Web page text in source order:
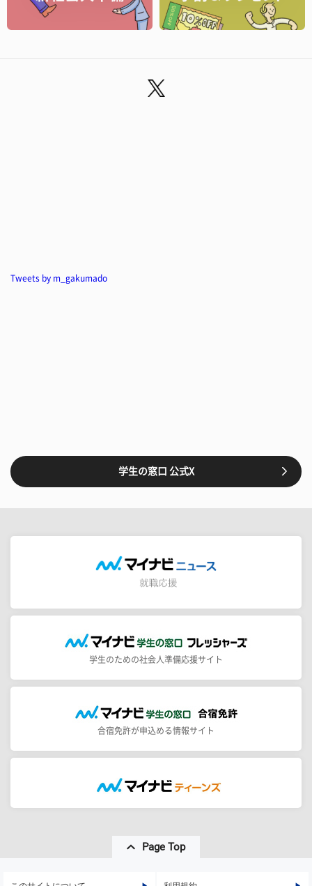
Tweets by m_gakumado
学生の窓口 公式X
学生のための社会人準備応援サイト
合宿免許が申込める情報サイト
Page Top